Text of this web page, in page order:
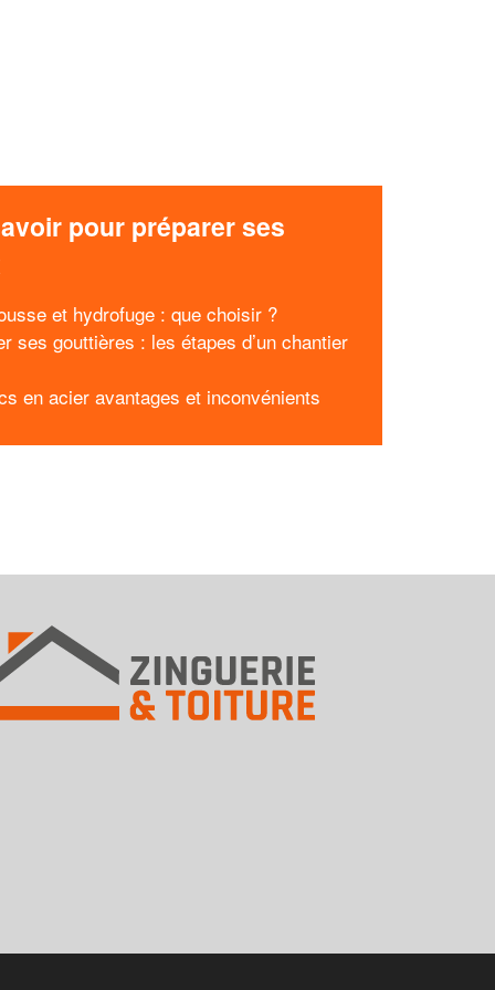
pour préparer ses
et hydrofuge : que choisir ?
ses gouttières : les étapes d’un chantier
en acier avantages et inconvénients